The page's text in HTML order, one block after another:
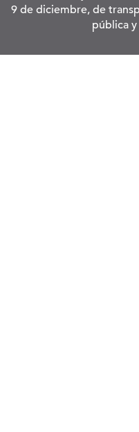
9 de diciembre, de
pública